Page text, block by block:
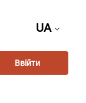
UA
Ввійти